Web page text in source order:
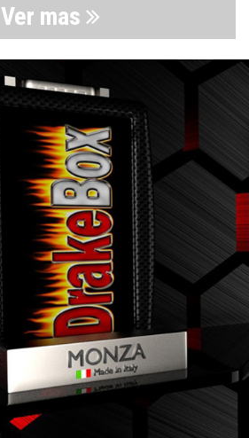
Ver mas